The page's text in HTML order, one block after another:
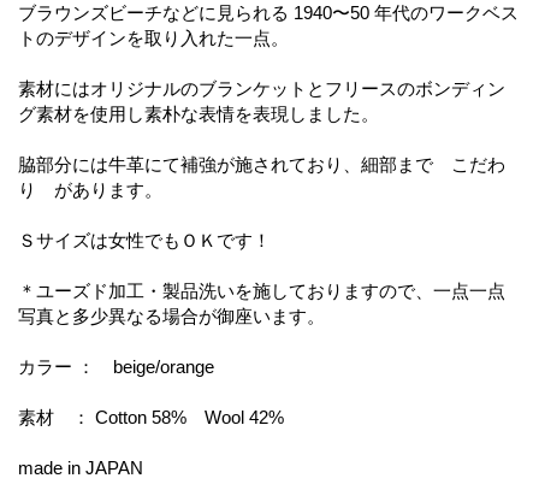
ブラウンズビーチなどに見られる 1940〜50 年代のワークベス
トのデザインを取り入れた一点。
素材にはオリジナルのブランケットとフリースのボンディン
グ素材を使用し素朴な表情を表現しました。
脇部分には牛革にて補強が施されており、細部まで こだわ
り があります。
Ｓサイズは女性でもＯＫです！
＊ユーズド加工・製品洗いを施しておりますので、一点一点
写真と多少異なる場合が御座います。
カラー ： beige/orange
素材 ： Cotton 58% Wool 42%
made in JAPAN